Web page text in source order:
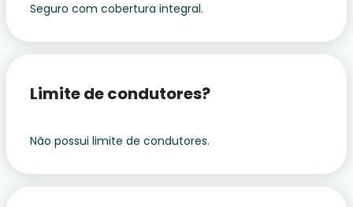
Seguro com cobertura integral.
Limite de condutores?
Não possui limite de condutores.